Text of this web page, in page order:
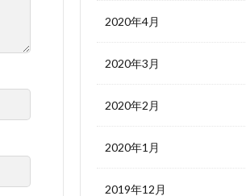
2020年4月
2020年3月
2020年2月
2020年1月
2019年12月